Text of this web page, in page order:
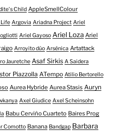
Child AppleSmellColour
Argovia Ariadna Project Ariel
Ariel Gayoso Ariel Loza Ariel
Arroyito dúo Arsénica Artattack
Jauretche Asaf Sirkis A Saidera
Piazzolla ATempo Atilio Bertorello
Aurea Hybride Aurea Stasis Auryn
Axel Giudice Axel Scheinsohn
Babu Cerviño Cuarteto Baires Prog
Comotto Banana Bandgap Barbara